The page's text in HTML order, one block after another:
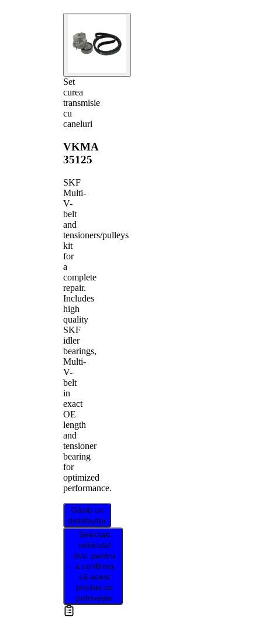
Set
curea
transmisie
cu
caneluri
VKMA
35125
SKF
Multi-
V-
belt
and
tensioners/pulleys
kit
for
a
complete
repair.
Includes
high
quality
SKF
idler
bearings,
Multi-
V-
belt
in
exact
OE
length
and
tensioner
bearing
for
optimized
performance.
Găsiți un
distribuitor
Selectați
vehiculul
dvs. pentru
a confirma
că acest
produs se
potrivește